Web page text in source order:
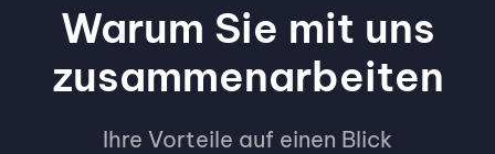
Warum Sie mit uns
zusammenarbeiten
Ihre Vorteile auf einen Blick